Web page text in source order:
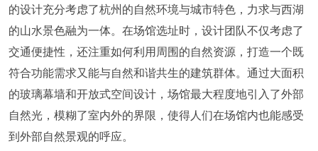
的设计充分考虑了杭州的自然环境与城市特色，力求与西湖
的山水景色融为一体。在场馆选址时，设计团队不仅考虑了
交通便捷性，还注重如何利用周围的自然资源，打造一个既
符合功能需求又能与自然和谐共生的建筑群体。通过大面积
的玻璃幕墙和开放式空间设计，场馆最大程度地引入了外部
自然光，模糊了室内外的界限，使得人们在场馆内也能感受
到外部自然景观的呼应。